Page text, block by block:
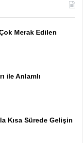
Merak Edilen
ile Anlamlı
Kısa Sürede Gelişin